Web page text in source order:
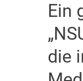
Ein
die